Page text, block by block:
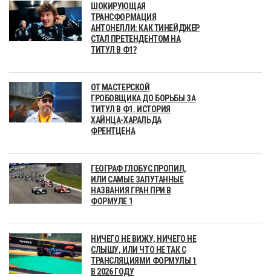
ШОКИРУЮЩАЯ
ТРАНСФОРМАЦИЯ
АНТОНЕЛЛИ: КАК ТИНЕЙДЖЕР
СТАЛ ПРЕТЕНДЕНТОМ НА
ТИТУЛ В Ф1?
ОТ МАСТЕРСКОЙ
ГРОБОВЩИКА ДО БОРЬБЫ ЗА
ТИТУЛ В Ф1. ИСТОРИЯ
ХАЙНЦА-ХАРАЛЬДА
ФРЕНТЦЕНА
ГЕОГРАФ ГЛОБУС ПРОПИЛ,
ИЛИ САМЫЕ ЗАПУТАННЫЕ
НАЗВАНИЯ ГРАН ПРИ В
ФОРМУЛЕ 1
НИЧЕГО НЕ ВИЖУ, НИЧЕГО НЕ
СЛЫШУ, ИЛИ ЧТО НЕ ТАК С
ТРАНСЛЯЦИЯМИ ФОРМУЛЫ 1
В 2026 ГОДУ